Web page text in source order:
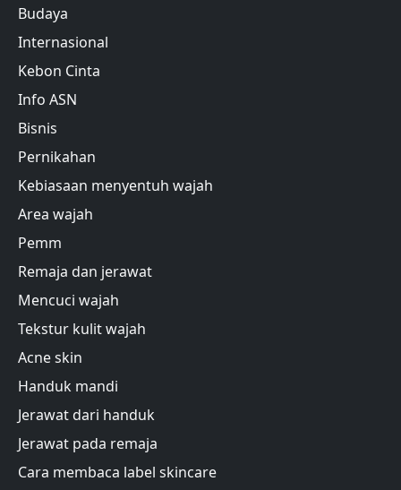
Budaya
Internasional
Kebon Cinta
Info ASN
Bisnis
Pernikahan
Kebiasaan menyentuh wajah
Area wajah
Pemm
Remaja dan jerawat
Mencuci wajah
Tekstur kulit wajah
Acne skin
Handuk mandi
Jerawat dari handuk
Jerawat pada remaja
Cara membaca label skincare